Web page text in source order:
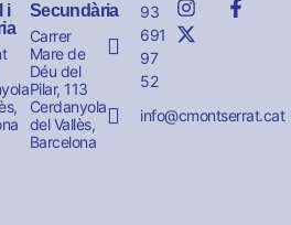
i
Secundària
Carrer
Mare de
Déu del
Pilar, 113
Cerdanyola
del Vallès,
Barcelona
93
691
97
52
info@cmontserrat.cat